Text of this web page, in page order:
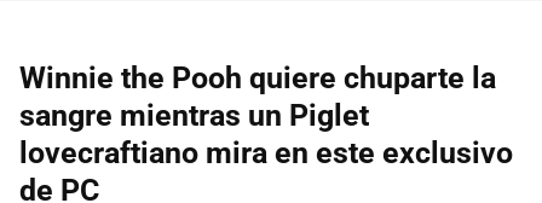
Winnie the Pooh quiere chuparte la
sangre mientras un Piglet
lovecraftiano mira en este exclusivo
de PC